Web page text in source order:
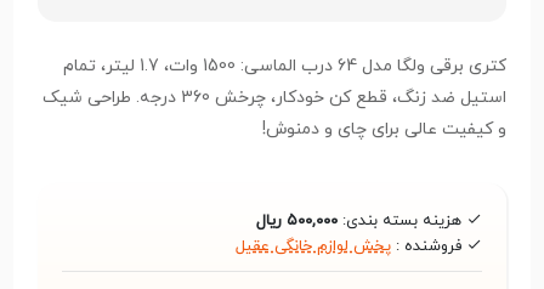
کتری برقی ولگا مدل 64 درب الماسی: 1500 وات، 1.7 لیتر، تمام
استیل ضد زنگ، قطع کن خودکار، چرخش 360 درجه. طراحی شیک
و کیفیت عالی برای چای و دمنوش!
هزینه بسته بندی:۵۰۰,۰۰۰ ریال
فروشنده :پخش لوازم خانگی عقیل